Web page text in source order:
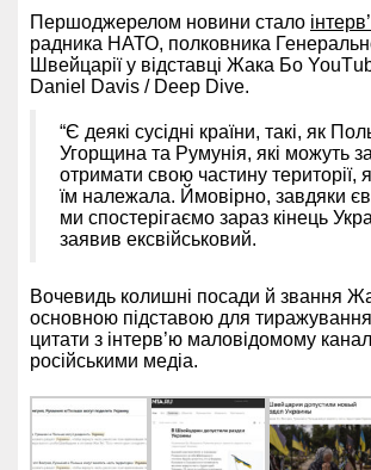
Першоджерелом новини стало
радника НАТО, полковника
Швейцарії у відставці Жака Бо
Daniel Davis / Deep Dive.
“Є деякі сусідні країни, такі, як
Угорщина та Румунія, які можуть
отримати свою частину території,
їм належала. Ймовірно, завдяки
ми спостерігаємо зараз кінець
заявив ексвійськовий.
Вочевидь колишні посади й звання
основною підставою для
цитати з інтерв’ю маловідомому
російськими медіа.